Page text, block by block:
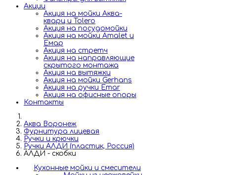
Акции
Акция на мойки Аква-
кварц и Tolero
Акция на посудомойки
Акция на мойки Amalet и
Емар
Акция на стретч
Акция на направляющие
скрытого монтажа
Акция на вытяжки
Акция на мойки Gerhans
Акция на ручки Emar
Акция на офисные опоры
Контакты
Аква Воронеж
Фурнитура лицевая
Ручки и крючки
Ручки АЛДИ (пластик, Россия)
АЛДИ - скобки
Кухонные мойки и смесители